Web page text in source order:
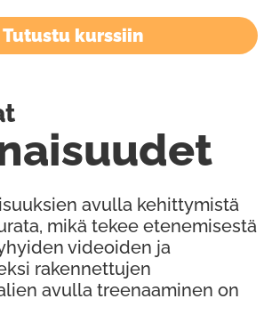
Tutustu kurssiin
avulla kehittymistä
mikä tekee etenemisestä
videoiden ja
rakennettujen
avulla treenaaminen on